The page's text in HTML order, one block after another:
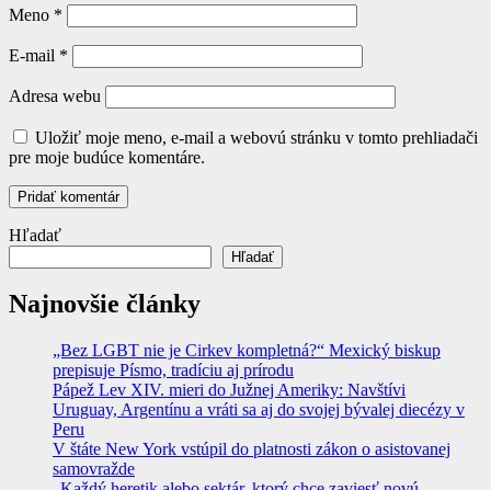
Meno *
E-mail *
Adresa webu
Uložiť moje meno, e-mail a webovú stránku v tomto prehliadači
pre moje budúce komentáre.
Hľadať
Hľadať
Najnovšie články
„Bez LGBT nie je Cirkev kompletná?“ Mexický biskup
prepisuje Písmo, tradíciu aj prírodu
Pápež Lev XIV. mieri do Južnej Ameriky: Navštívi
Uruguay, Argentínu a vráti sa aj do svojej bývalej diecézy v
Peru
V štáte New York vstúpil do platnosti zákon o asistovanej
samovražde